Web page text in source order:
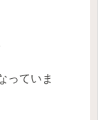
っていま